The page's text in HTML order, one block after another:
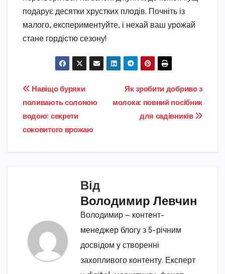
подарує десятки хрустких плодів. Почніть із
малого, експериментуйте, і нехай ваш урожай
стане гордістю сезону!
Навігація
записів
Як зробити добриво з
молока: повний посібник
для садівників
Навіщо буряки
поливають солоною
водою: секрети
соковитого врожаю
Від
Володимир Левчин
Володимир — контент-
менеджер блогу з 5-річним
досвідом у створенні
захопливого контенту. Експерт